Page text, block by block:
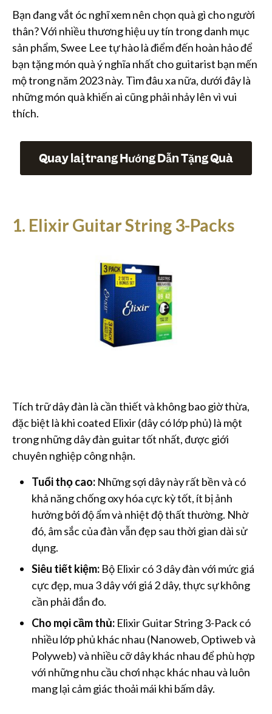
Bạn đang vắt óc nghĩ xem nên chọn quà gì cho người
thân? Với nhiều thương hiệu uy tín trong danh mục
sản phẩm, Swee Lee tự hào là điểm đến hoàn hảo để
bạn tặng món quà ý nghĩa nhất cho guitarist bạn mến
mộ trong năm 2023 này. Tìm đâu xa nữa, dưới đây là
những món quà khiến ai cũng phải nhảy lên vì vui
thích.
Quay lại trang Hướng Dẫn Tặng Quà
1. Elixir Guitar String 3-Packs
Tích trữ dây đàn là cần thiết và không bao giờ thừa,
đặc biệt là khi coated Elixir (dây có lớp phủ) là một
trong những dây đàn guitar tốt nhất, được giới
chuyên nghiệp công nhận.
Tuổi thọ cao: Những sợi dây này rất bền và có
khả năng chống oxy hóa cực kỳ tốt, ít bị ảnh
hưởng bởi độ ẩm và nhiệt độ thất thường. Nhờ
đó, âm sắc của đàn vẫn đẹp sau thời gian dài sử
dụng.
Siêu tiết kiệm: Bộ Elixir có 3 dây đàn với mức giá
cực đẹp, mua 3 dây với giá 2 dây, thực sự không
cần phải đắn đo.
Cho mọi cầm thủ: Elixir Guitar String 3-Pack có
nhiều lớp phủ khác nhau (Nanoweb, Optiweb và
Polyweb) và nhiều cỡ dây khác nhau để phù hợp
với những nhu cầu chơi nhạc khác nhau và luôn
mang lại cảm giác thoải mái khi bấm dây.